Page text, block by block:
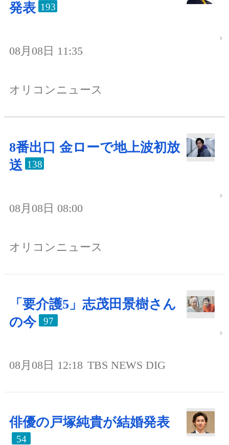
発表 193
08月08日 11:35
オリコンニュース
8番出口 金ローで地上波初放
送 138
08月08日 08:00
オリコンニュース
「要介護5」志茂田景樹さん
の今
97
08月08日 12:18 TBS NEWS DIG
俳優の戸塚純貴が結婚発表
54